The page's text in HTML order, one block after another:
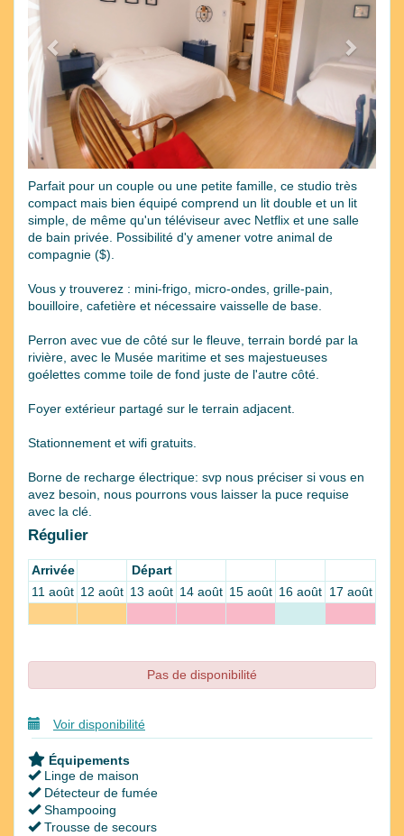
Parfait pour un couple ou une petite famille, ce studio très
compact mais bien équipé comprend un lit double et un lit
simple, de même qu'un téléviseur avec Netflix et une salle
de bain privée. Possibilité d'y amener votre animal de
compagnie ($).
Vous y trouverez : mini-frigo, micro-ondes, grille-pain,
bouilloire, cafetière et nécessaire vaisselle de base.
Perron avec vue de côté sur le fleuve, terrain bordé par la
rivière, avec le Musée maritime et ses majestueuses
goélettes comme toile de fond juste de l'autre côté.
Foyer extérieur partagé sur le terrain adjacent.
Stationnement et wifi gratuits.
Borne de recharge électrique: svp nous préciser si vous en
avez besoin, nous pourrons vous laisser la puce requise
avec la clé.
Régulier
Arrivée
Départ
11 août 12 août 13 août 14 août 15 août 16 août 17 août
Pas de disponibilité
Voir disponibilité
Équipements
Linge de maison
Détecteur de fumée
Shampooing
Trousse de secours